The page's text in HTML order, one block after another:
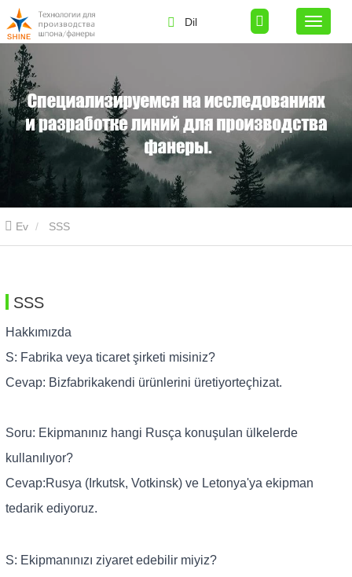
Dil
Ev SSS
SSS
Hakkımızda
S: Fabrika veya ticaret şirketi misiniz?
Cevap: Bizfabrikakendi ürünlerini üretiyorteçhizat.
Soru: Ekipmanınız hangi Rusça konuşulan ülkelerde
kullanılıyor?
Cevap:Rusya (Irkutsk, Votkinsk) ve Letonya'ya ekipman
tedarik ediyoruz.
S: Ekipmanınızı ziyaret edebilir miyiz?